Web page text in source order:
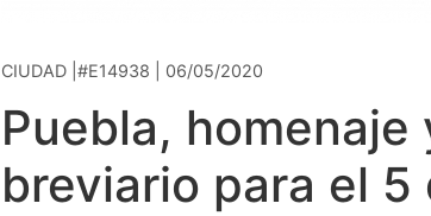
CIUDAD |#E14938 | 06/05/2020
Puebla,
breviario para el 5